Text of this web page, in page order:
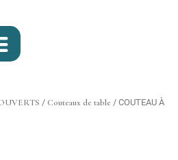
/ Couteaux de table / COUTEAU À